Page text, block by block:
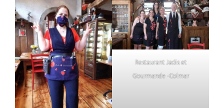
Restaurant Jadis et
Gourmande -Colmar